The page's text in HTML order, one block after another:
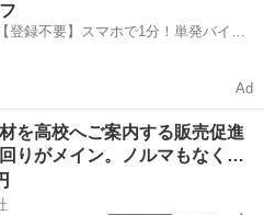
登録不要】スマホで1分！単発バイト
Ad
を高校へご案内する販売促進
りがメイン。ノルマもなく…